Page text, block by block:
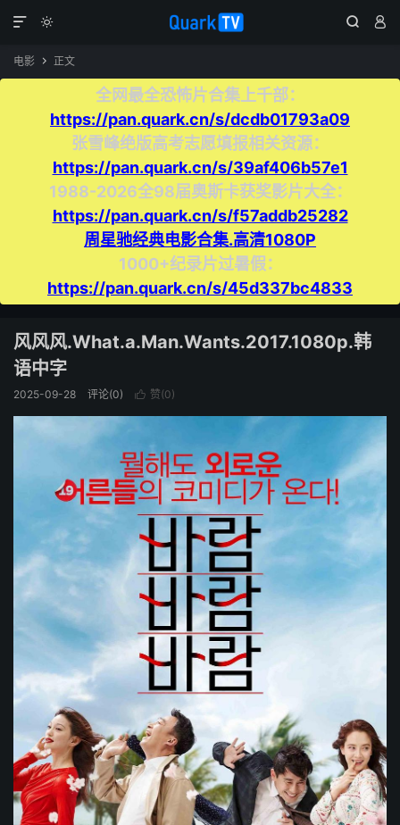
  

电影  正文
全网最全恐怖片合集上千部：
https://pan.quark.cn/s/dcdb01793a09
张雪峰绝版高考志愿填报相关资源：
https://pan.quark.cn/s/39af406b57e1
1988-2026全98届奥斯卡获奖影片大全：
https://pan.quark.cn/s/f57addb25282
周星驰经典电影合集.高清1080P
1000+纪录片过暑假：
https://pan.quark.cn/s/45d337bc4833
风风风.What.a.Man.Wants.2017.1080p.韩
语中字
2025-09-28 评论(0)  赞(0)